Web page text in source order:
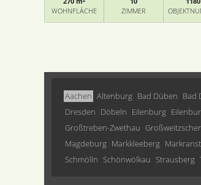
WOHNFLÄCHE
ZIMMER
Aachen Altenburg Bad Düben Bad
Dresden Döbeln Eilenburg
Großtreben-Zwethau
Magdeburg Markkleeberg
Schmölln Schönwölkau Strausberg